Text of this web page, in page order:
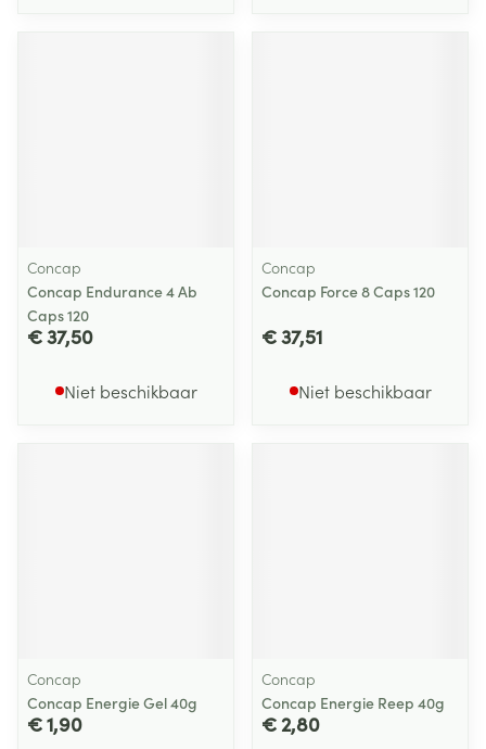
Concap
Concap Endurance 4 Ab
Caps 120
€ 37,50
Niet beschikbaar
Concap
Concap Force 8 Caps 120
€ 37,51
Niet beschikbaar
Concap
Concap Energie Gel 40g
€ 1,90
Concap
Concap Energie Reep 40g
€ 2,80